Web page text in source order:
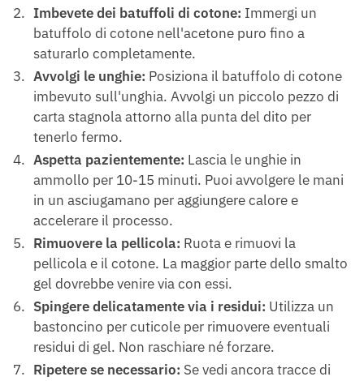
Imbevete dei batuffoli di cotone: Immergi un
batuffolo di cotone nell'acetone puro fino a
saturarlo completamente.
Avvolgi le unghie: Posiziona il batuffolo di cotone
imbevuto sull'unghia. Avvolgi un piccolo pezzo di
carta stagnola attorno alla punta del dito per
tenerlo fermo.
Aspetta pazientemente: Lascia le unghie in
ammollo per 10-15 minuti. Puoi avvolgere le mani
in un asciugamano per aggiungere calore e
accelerare il processo.
Rimuovere la pellicola: Ruota e rimuovi la
pellicola e il cotone. La maggior parte dello smalto
gel dovrebbe venire via con essi.
Spingere delicatamente via i residui: Utilizza un
bastoncino per cuticole per rimuovere eventuali
residui di gel. Non raschiare né forzare.
Ripetere se necessario: Se vedi ancora tracce di